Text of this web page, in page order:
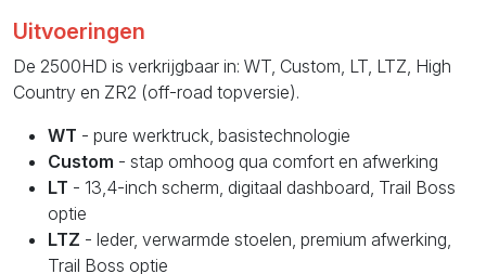
Uitvoeringen
De 2500HD is verkrijgbaar in: WT, Custom, LT, LTZ, High
Country en ZR2 (off-road topversie).
WT - pure werktruck, basistechnologie
Custom - stap omhoog qua comfort en afwerking
LT - 13,4-inch scherm, digitaal dashboard, Trail Boss
optie
LTZ - leder, verwarmde stoelen, premium afwerking,
Trail Boss optie